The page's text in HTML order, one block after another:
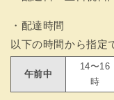
・配達時間
以下の時間から指定
午前中
14〜16
時